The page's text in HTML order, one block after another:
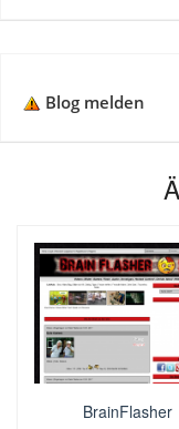
Blog melden
BrainFlasher